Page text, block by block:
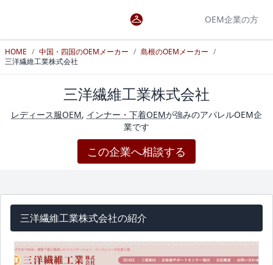
OEM企業の方
HOME / 中国・四国のOEMメーカー / 島根のOEMメーカー /
三洋繊維工業株式会社
三洋繊維工業株式会社
レディース服OEM, インナー・下着OEMが強みのアパレルOEM企
業です
この企業へ相談する
三洋繊維工業株式会社の紹介